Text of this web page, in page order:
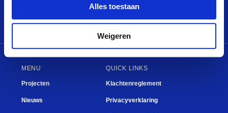
Alles toestaan
Weigeren
MENU
Projecten
Nieuws
QUICK LINKS
Klachtenreglement
Privacyverklaring